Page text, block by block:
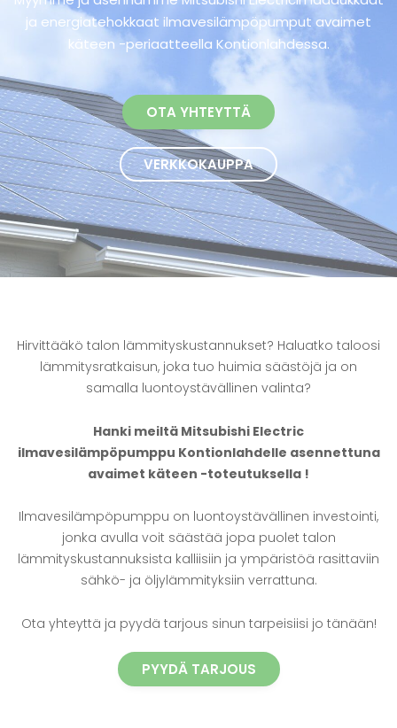
ja energiatehokkaat ilmavesilämpöpumput avaimet
käteen -periaatteella Kontionlahdessa.
OTA YHTEYTTÄ
VERKKOKAUPPA
Hirvittääkö talon lämmityskustannukset? Haluatko taloosi
lämmitysratkaisun, joka tuo huimia säästöjä ja on
samalla luontoystävällinen valinta?
Hanki meiltä Mitsubishi Electric
ilmavesilämpöpumppu Kontionlahdelle asennettuna
avaimet käteen -toteutuksella !
Ilmavesilämpöpumppu on luontoystävällinen investointi,
jonka avulla voit säästää jopa puolet talon
lämmityskustannuksista kalliisiin ja ympäristöä rasittaviin
sähkö- ja öljylämmityksiin verrattuna.
Ota yhteyttä ja pyydä tarjous sinun tarpeisiisi jo tänään!
PYYDÄ TARJOUS